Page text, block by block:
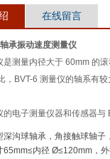
在线留言
承振动速度测量仪
是测量内径大于 60mm 的
，BVT-6 测量仪的轴系有
的电子测量仪器和传感器与
深沟球轴承，角接触球轴子
65mm≤内径 Ø≤120mm，